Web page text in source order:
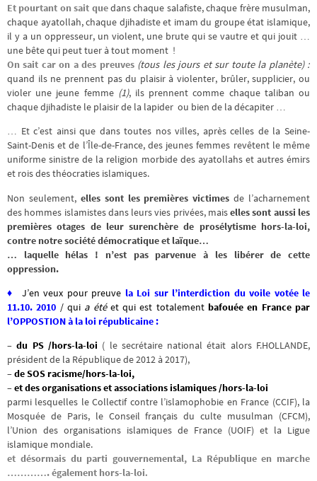
Et pourtant on sait quedans chaque salafiste, chaque frère musulman,
chaque ayatollah, chaque djihadiste et imam du groupe état islamique,
il y a un oppresseur, un violent, une brute qui se vautre et qui jouit …
une bête qui peut tuer à tout moment !
On sait car on a des preuves (tous les jours et sur toute la planète) :
quand ils ne prennent pas du plaisir à violenter, brûler, supplicier, ou
violer une jeune femme (1), ils prennent comme chaque taliban ou
chaque djihadiste le plaisir de la lapider ou bien de la décapiter …
… Et c’est ainsi que dans toutes nos villes, après celles de la Seine-
Saint-Denis et de l’Île-de-France, des jeunes femmes revêtent le même
uniforme sinistre de la religion morbide des ayatollahs et autres émirs
et rois des théocraties islamiques.
Non seulement, elles sont les premières victimes de l’acharnement
des hommes islamistes dans leurs vies privées, maiselles sont aussi les
premières otages de leur surenchère de prosélytisme hors-la-loi,
contre notre société démocratique et laïque…
… laquelle hélas ! n’est pas parvenue à les libérer de cette
oppression.
♦
J’en veux pour preuve la Loi sur l’interdiction du voile votée le
11.10. 2010 / quia étéet qui est totalementbafouée en France par
l’OPPOSTION à la loi républicaine:
–du PS /hors-la-loi ( le secrétaire national était alors F.HOLLANDE,
président de la République de 2012 à 2017),
–de SOS racisme/hors-la-loi,
–et des organisations et associations islamiques /hors-la-loi
parmi lesquelles le Collectif contre l’islamophobie en France (CCIF), la
Mosquée de Paris, le Conseil français du culte musulman (CFCM),
l’Union des organisations islamiques de France (UOIF) et la Ligue
islamique mondiale.
et désormais du parti gouvernemental, La République en marche
…………. également hors-la-loi.